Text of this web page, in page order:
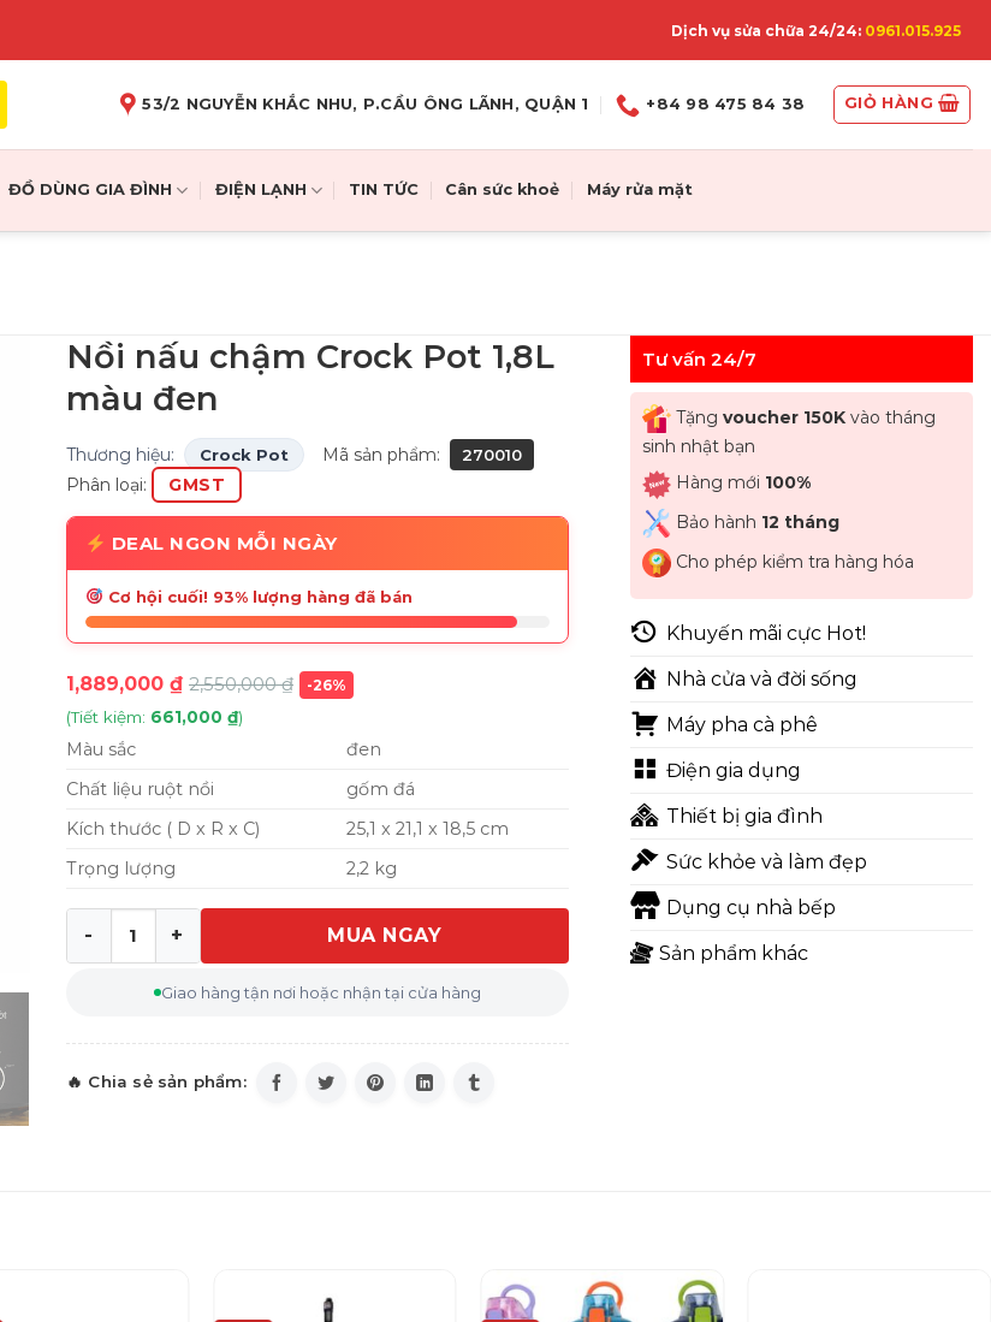
Dịch vụ sửa chữa 24/24: 0961.015.925
53/2 NGUYỄN KHẮC NHU, P.CẦU ÔNG LÃNH, QUẬN 1 +84 98 475 84 38 GIỎ HÀNG
ĐỒ DÙNG GIA ĐÌNH ĐIỆN LẠNH TIN TỨC Cân sức khoẻ Máy rửa mặt
Nồi nấu chậm Crock Pot 1,8L
màu đen
Thương hiệu: Crock Pot Mã sản phẩm: 270010
Phân loại: GMST
DEAL NGON MỖI NGÀY
Cơ hội cuối! 93% lượng hàng đã bán
1,889,000 ₫ 2,550,000₫ -26%
(Tiết kiệm: 661,000 ₫)
Màu sắc
đen
Chất liệu ruột nồi
gốm đá
Kích thước ( D x R x C)
25,1 x 21,1 x 18,5 cm
Trọng lượng
2,2 kg
Nồi nấu chậm Crock Pot 1,8L màu đen số lượng
MUA NGAY
Giao hàng tận nơi hoặc nhận tại cửa hàng
Tư vấn 24/7
Tặng voucher 150Kvào tháng
sinh nhật bạn
Hàng mới 100%
Bảo hành 12 tháng
Cho phép kiểm tra hàng hóa
Khuyến mãi cực Hot!
Nhà cửa và đời sống
Máy pha cà phê
Điện gia dụng
Thiết bị gia đình
Sức khỏe và làm đẹp
Dụng cụ nhà bếp
Sản phẩm khác